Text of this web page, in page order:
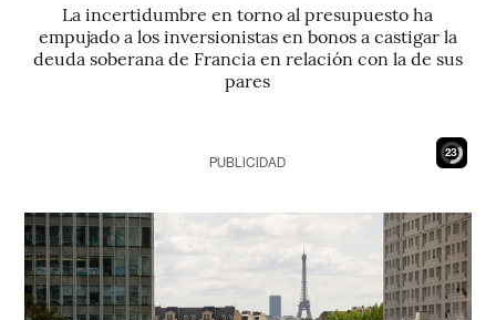
La incertidumbre en torno al presupuesto ha
empujado a los inversionistas en bonos a castigar la
deuda soberana de Francia en relación con la de sus
pares
21
PUBLICIDAD